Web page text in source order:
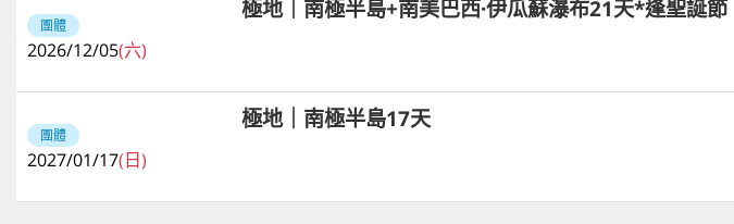
團體
2026/12/05(六)
極地｜南極半島+南美巴西·伊瓜蘇瀑布21天*逢聖誕節
團體
2027/01/17(日)
極地｜南極半島17天